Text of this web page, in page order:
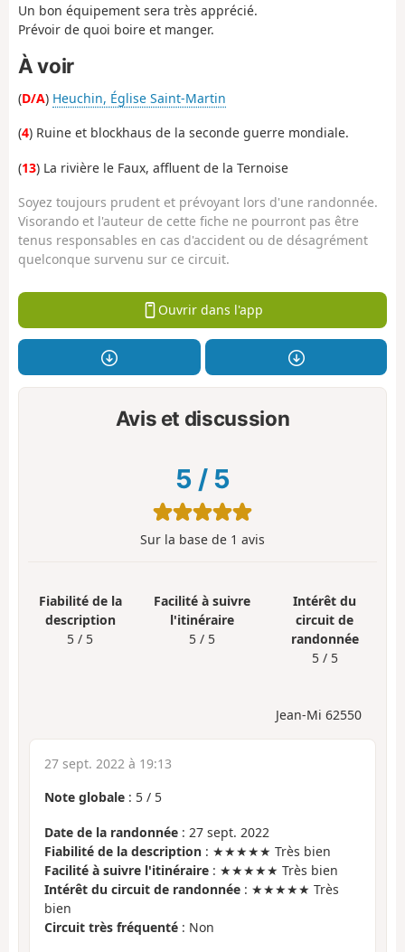
Un bon équipement sera très apprécié.
Prévoir de quoi boire et manger.
À voir
(D/A) Heuchin, Église Saint-Martin
(4) Ruine et blockhaus de la seconde guerre mondiale.
(13) La rivière le Faux, affluent de la Ternoise
Soyez toujours prudent et prévoyant lors d'une randonnée.
Visorando et l'auteur de cette fiche ne pourront pas être
tenus responsables en cas d'accident ou de désagrément
quelconque survenu sur ce circuit.
Ouvrir dans l'app
Avis et discussion
5 / 5
Sur la base de 1 avis
Fiabilité de la
description
5 / 5
Facilité à suivre
l'itinéraire
5 / 5
Intérêt du
circuit de
randonnée
5 / 5
Jean-Mi 62550
27 sept. 2022 à 19:13
Note globale : 5 / 5
Date de la randonnée : 27 sept. 2022
Fiabilité de la description : ★★★★★ Très bien
Facilité à suivre l'itinéraire : ★★★★★ Très bien
Intérêt du circuit de randonnée : ★★★★★ Très
bien
Circuit très fréquenté : Non